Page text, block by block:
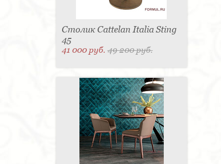
Столик Cattelan Italia Sting
45
41 000 руб.49 200 руб.